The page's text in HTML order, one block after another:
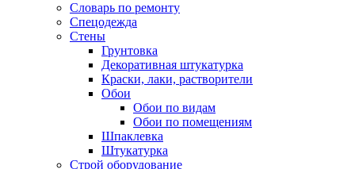
Словарь по ремонту
Спецодежда
Стены
Грунтовка
Декоративная штукатурка
Краски, лаки, растворители
Обои
Обои по видам
Обои по помещениям
Шпаклевка
Штукатурка
Строй оборудование